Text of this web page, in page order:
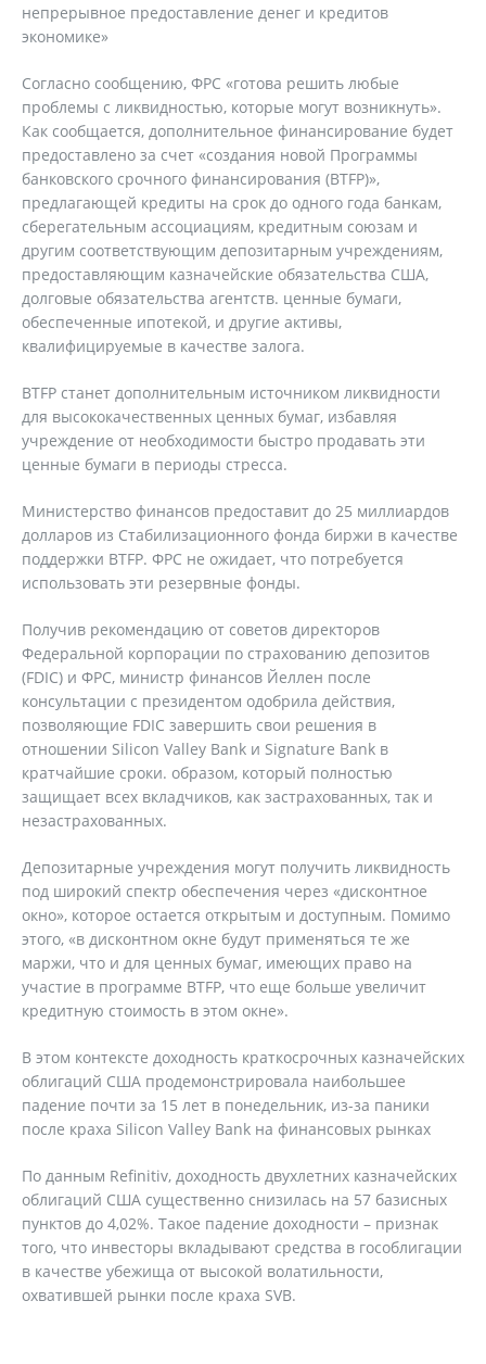
непрерывное предоставление денег и кредитов
экономике»
Согласно сообщению, ФРС «готова решить любые
проблемы с ликвидностью, которые могут возникнуть».
Как сообщается, дополнительное финансирование будет
предоставлено за счет «создания новой Программы
банковского срочного финансирования (BTFP)»,
предлагающей кредиты на срок до одного года банкам,
сберегательным ассоциациям, кредитным союзам и
другим соответствующим депозитарным учреждениям,
предоставляющим казначейские обязательства США,
долговые обязательства агентств. ценные бумаги,
обеспеченные ипотекой, и другие активы,
квалифицируемые в качестве залога.
BTFP станет дополнительным источником ликвидности
для высококачественных ценных бумаг, избавляя
учреждение от необходимости быстро продавать эти
ценные бумаги в периоды стресса.
Министерство финансов предоставит до 25 миллиардов
долларов из Стабилизационного фонда биржи в качестве
поддержки BTFP. ФРС не ожидает, что потребуется
использовать эти резервные фонды.
Получив рекомендацию от советов директоров
Федеральной корпорации по страхованию депозитов
(FDIC) и ФРС, министр финансов Йеллен после
консультации с президентом одобрила действия,
позволяющие FDIC завершить свои решения в
отношении Silicon Valley Bank и Signature Bank в
кратчайшие сроки. образом, который полностью
защищает всех вкладчиков, как застрахованных, так и
незастрахованных.
Депозитарные учреждения могут получить ликвидность
под широкий спектр обеспечения через «дисконтное
окно», которое остается открытым и доступным. Помимо
этого, «в дисконтном окне будут применяться те же
маржи, что и для ценных бумаг, имеющих право на
участие в программе BTFP, что еще больше увеличит
кредитную стоимость в этом окне».
В этом контексте доходность краткосрочных казначейских
облигаций США продемонстрировала наибольшее
падение почти за 15 лет в понедельник, из-за паники
после краха Silicon Valley Bank на финансовых рынках
По данным Refinitiv, доходность двухлетних казначейских
облигаций США существенно снизилась на 57 базисных
пунктов до 4,02%. Такое падение доходности – признак
того, что инвесторы вкладывают средства в гособлигации
в качестве убежища от высокой волатильности,
охватившей рынки после краха SVB.